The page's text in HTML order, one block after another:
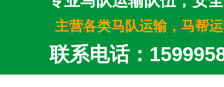
主营各类马队运输，马帮
联系电话：